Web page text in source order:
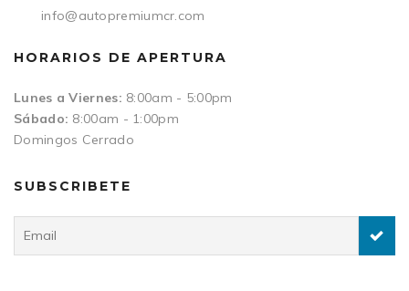
info@autopremiumcr.com
HORARIOS DE APERTURA
Lunes a Viernes: 8:00am - 5:00pm
Sábado: 8:00am - 1:00pm
Domingos Cerrado
SUBSCRIBETE